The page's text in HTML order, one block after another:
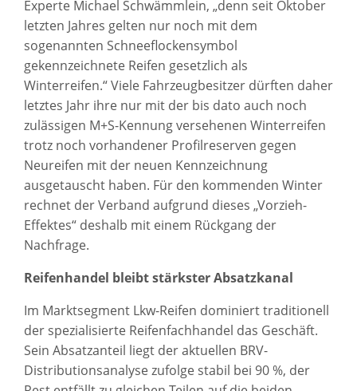
Experte Michael Schwämmlein, „denn seit Oktober
letzten Jahres gelten nur noch mit dem
sogenannten Schneeflockensymbol
gekennzeichnete Reifen gesetzlich als
Winterreifen.“ Viele Fahrzeugbesitzer dürften daher
letztes Jahr ihre nur mit der bis dato auch noch
zulässigen M+S-Kennung versehenen Winterreifen
trotz noch vorhandener Profilreserven gegen
Neureifen mit der neuen Kennzeichnung
ausgetauscht haben. Für den kommenden Winter
rechnet der Verband aufgrund dieses „Vorzieh-
Effektes“ deshalb mit einem Rückgang der
Nachfrage.
Reifenhandel bleibt stärkster Absatzkanal
Im Marktsegment Lkw-Reifen dominiert traditionell
der spezialisierte Reifenfachhandel das Geschäft.
Sein Absatzanteil liegt der aktuellen BRV-
Distributionsanalyse zufolge stabil bei 90 %, der